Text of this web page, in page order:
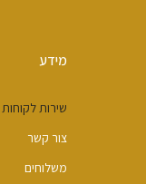
מידע
שירות לקוחות
צור קשר
משלוחים